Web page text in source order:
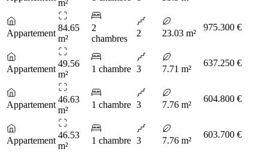
m²
Appartement
84.65
m²
2
chambres
2 23.03 m²
975.300 €
Appartement
49.56
m²
1 chambre 3 7.71 m²
637.250 €
Appartement
46.63
m²
1 chambre 3 7.76 m²
604.800 €
Appartement
46.53
m²
1 chambre 3 7.76 m²
603.700 €